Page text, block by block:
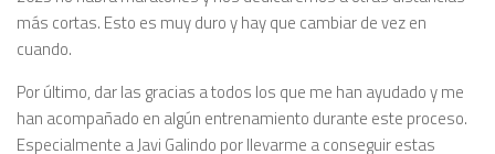
más cortas. Esto es muy duro y hay que cambiar de vez en
cuando.
Por último, dar las gracias a todos los que me han ayudado y me
han acompañado en algún entrenamiento durante este proceso.
Especialmente a Javi Galindo por llevarme a conseguir estas